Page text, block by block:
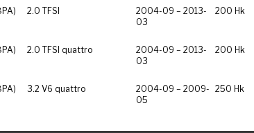
2.0 TFSI
2004-09 – 2013-
03
200 Hk
2.0 TFSI quattro
2004-09 – 2013-
03
200 Hk
3.2 V6 quattro
2004-09 – 2009-
05
250 Hk